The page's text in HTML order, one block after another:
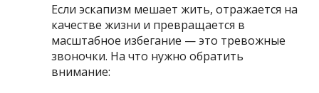
Если эскапизм мешает жить, отражается на
качестве жизни и превращается в
масштабное избегание — это тревожные
звоночки. На что нужно обратить
внимание: